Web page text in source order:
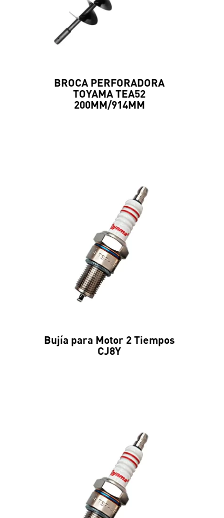
BROCA PERFORADORA
TOYAMA TEA52
200MM/914MM
Bujía para Motor 2 Tiempos
CJ8Y